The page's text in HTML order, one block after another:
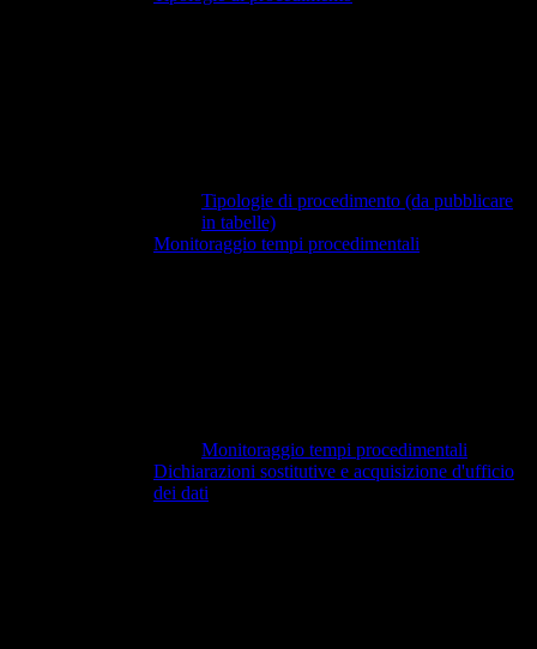
Tipologie di procedimento (da pubblicare
in tabelle)
Monitoraggio tempi procedimentali
Monitoraggio tempi procedimentali
Dichiarazioni sostitutive e acquisizione d'ufficio
dei dati